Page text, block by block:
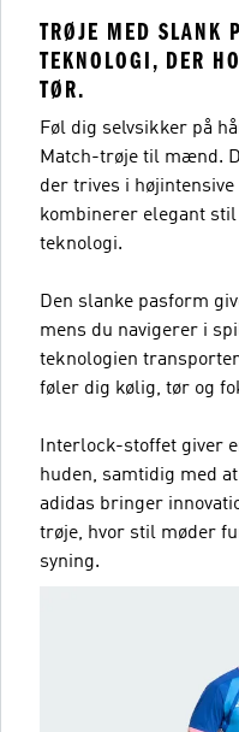
TRØJE MED SLANK
TEKNOLOGI, DER
TØR.
Føl dig selvsikker på
Match-trøje til mænd.
der trives i
kombinerer elegant
teknologi.
Den slanke pasform
mens du navigerer i
teknologien
føler dig kølig, tør og
Interlock-stoffet giver
huden, samtidig med
adidas bringer
trøje, hvor stil møder
syning.